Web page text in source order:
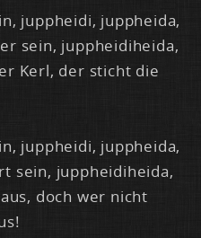
jupp­hei­di, jupp­hei­da,
sein, jupp­hei­di­hei­da,
Kerl, der sticht die
jupp­hei­di, jupp­hei­da,
sein, jupp­hei­di­hei­da,
doch wer nicht